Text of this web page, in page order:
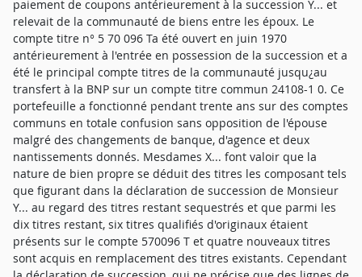
paiement de coupons antérieurement à la succession Y... et
relevait de la communauté de biens entre les époux. Le
compte titre n° 5 70 096 Ta été ouvert en juin 1970
antérieurement à l'entrée en possession de la succession et a
été le principal compte titres de la communauté jusqu¿au
transfert à la BNP sur un compte titre commun 24108-1 0. Ce
portefeuille a fonctionné pendant trente ans sur des comptes
communs en totale confusion sans opposition de l'épouse
malgré des changements de banque, d'agence et deux
nantissements donnés. Mesdames X... font valoir que la
nature de bien propre se déduit des titres les composant tels
que figurant dans la déclaration de succession de Monsieur
Y... au regard des titres restant sequestrés et que parmi les
dix titres restant, six titres qualifiés d'originaux étaient
présents sur le compte 570096 T et quatre nouveaux titres
sont acquis en remplacement des titres existants. Cependant